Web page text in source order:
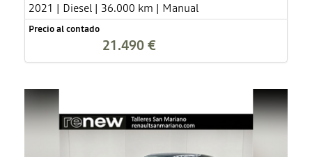
2021 | Diesel | 36.000 km | Manual
Precio al contado
21.490 €